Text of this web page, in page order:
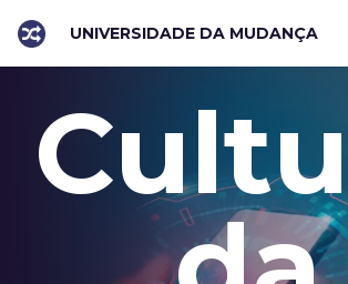
UNIVERSIDADE DA MUDANÇA